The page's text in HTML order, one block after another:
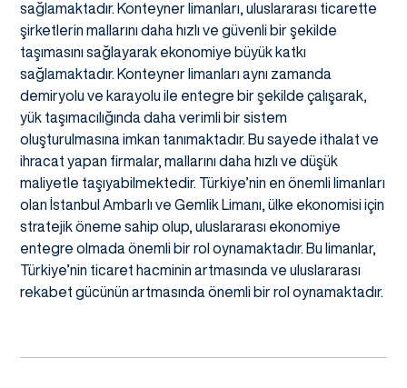
sağlamaktadır. Konteyner limanları, uluslararası ticarette
şirketlerin mallarını daha hızlı ve güvenli bir şekilde
taşımasını sağlayarak ekonomiye büyük katkı
sağlamaktadır. Konteyner limanları aynı zamanda
demiryolu ve karayolu ile entegre bir şekilde çalışarak,
yük taşımacılığında daha verimli bir sistem
oluşturulmasına imkan tanımaktadır. Bu sayede ithalat ve
ihracat yapan firmalar, mallarını daha hızlı ve düşük
maliyetle taşıyabilmektedir. Türkiye’nin en önemli limanları
olan İstanbul Ambarlı ve Gemlik Limanı, ülke ekonomisi için
stratejik öneme sahip olup, uluslararası ekonomiye
entegre olmada önemli bir rol oynamaktadır. Bu limanlar,
Türkiye’nin ticaret hacminin artmasında ve uluslararası
rekabet gücünün artmasında önemli bir rol oynamaktadır.